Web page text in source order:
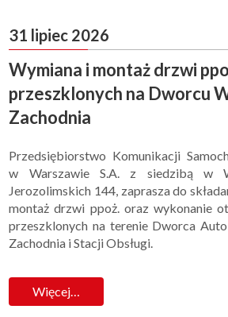
31 lipiec 2026
Wymiana i montaż drzwi
przeszklonych na Dworcu
Zachodnia
Przedsiębiorstwo Komunikacji
w Warszawie S.A. z siedzibą w
Jerozolimskich 144, zaprasza do
montaż drzwi ppoż. oraz wykonanie
przeszklonych na terenie Dworca
Zachodnia i Stacji Obsługi.
Więcej…